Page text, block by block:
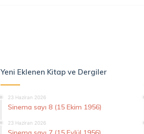
Yeni Eklenen Kitap ve Dergiler
23 Haziran 2026
Sinema sayı 8 (15 Ekim 1956)
23 Haziran 2026